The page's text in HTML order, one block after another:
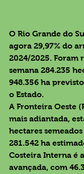
O Rio Grande do
agora 29,97% do
2024/2025. Foram
semana 284.235
948.356 ha
o Estado.
A Fronteira Oeste
mais adiantada,
hectares
281.542 ha
Costeira Interna é
avançada, com